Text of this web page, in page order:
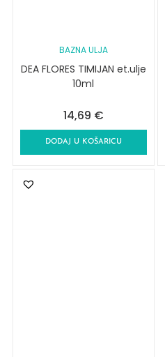
BAZNA ULJA
DEA FLORES TIMIJAN et.ulje
10ml
14,69 €
DODAJ U KOŠARICU